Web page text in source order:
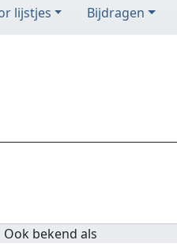
lijstjes Bijdragen
Ook bekend als